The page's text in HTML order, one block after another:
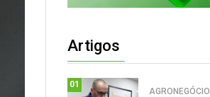
Artigos
01
AGRONEGÓCIO